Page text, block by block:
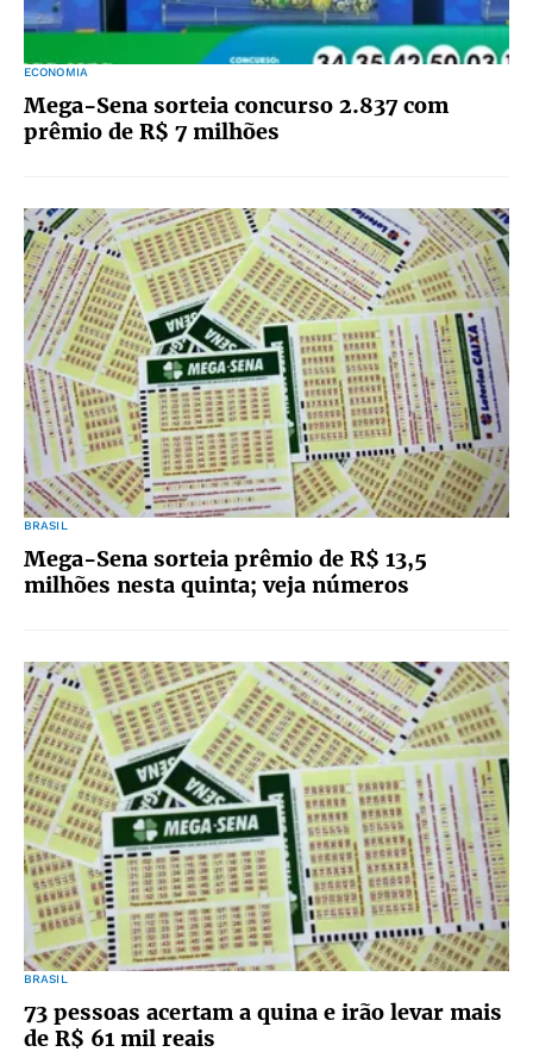
ECONOMIA
Mega-Sena sorteia concurso 2.837 com
prêmio de R$ 7 milhões
BRASIL
Mega-Sena sorteia prêmio de R$ 13,5
milhões nesta quinta; veja números
BRASIL
73 pessoas acertam a quina e irão levar mais
de R$ 61 mil reais